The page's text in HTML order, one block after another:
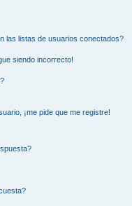
las listas de usuarios conectados?
siendo incorrecto!
¡me pide que me registre!